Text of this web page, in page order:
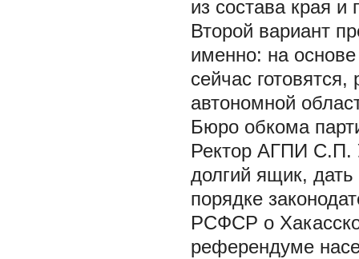
из состава края
Второй вариант
именно: на
сейчас
автономной
Бюро обкома
Ректор АГПИ С.П.
долгий ящик, дать
порядке
РСФСР о
референдуме